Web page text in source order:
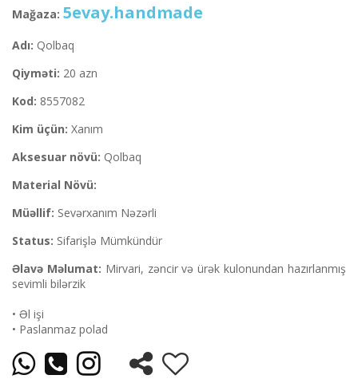
Mağaza: 5evay.handmade
Adı: Qolbaq
Qiyməti: 20 azn
Kod: 8557082
Kim üçün: Xanım
Aksesuar növü: Qolbaq
Material Növü:
Müəllif: Sevərxanım Nəzərli
Status: Sifarişlə Mümkündür
Əlavə Məlumat: Mirvari, zəncir və ürək kulonundan hazırlanmış
sevimli bilərzik
• Əl işi
• Paslanmaz polad